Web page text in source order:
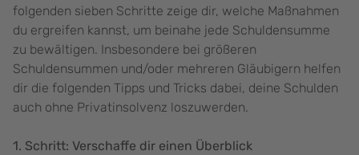
folgenden sieben Schritte zeige dir, welche Maßnahmen
du ergreifen kannst, um beinahe jede Schuldensumme
zu bewältigen. Insbesondere bei größeren
Schuldensummen und/oder mehreren Gläubigern helfen
dir die folgenden Tipps und Tricks dabei, deine Schulden
auch ohne Privatinsolvenz loszuwerden.
1. Schritt: Verschaffe dir einen Überblick